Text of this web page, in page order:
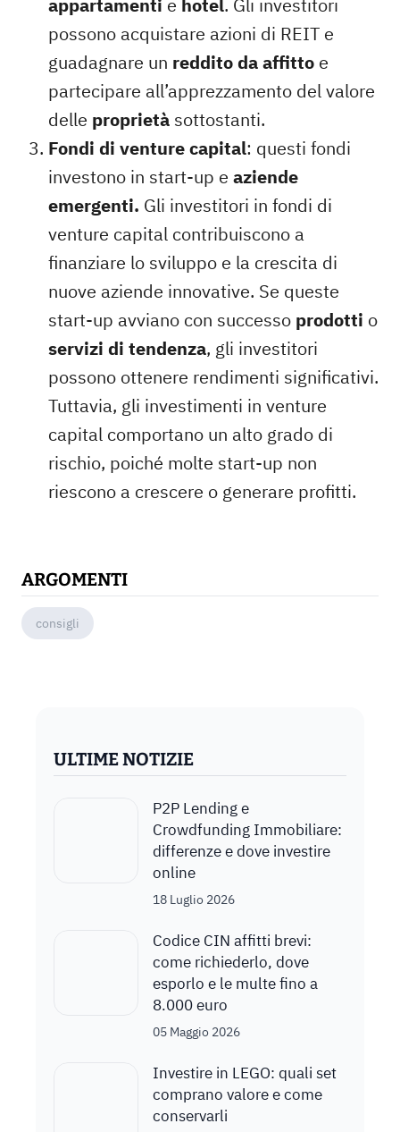
appartamenti e hotel. Gli investitori
possono acquistare azioni di REIT e
guadagnare un reddito da affitto e
partecipare all’apprezzamento del valore
delle proprietà sottostanti.
Fondi di venture capital: questi fondi
investono in start-up e aziende
emergenti. Gli investitori in fondi di
venture capital contribuiscono a
finanziare lo sviluppo e la crescita di
nuove aziende innovative. Se queste
start-up avviano con successo prodotti o
servizi di tendenza, gli investitori
possono ottenere rendimenti significativi.
Tuttavia, gli investimenti in venture
capital comportano un alto grado di
rischio, poiché molte start-up non
riescono a crescere o generare profitti.
ARGOMENTI
consigli
ULTIME NOTIZIE
P2P Lending e
Crowdfunding Immobiliare:
differenze e dove investire
online
18 Luglio 2026
Codice CIN affitti brevi:
come richiederlo, dove
esporlo e le multe fino a
8.000 euro
05 Maggio 2026
Investire in LEGO: quali set
comprano valore e come
conservarli